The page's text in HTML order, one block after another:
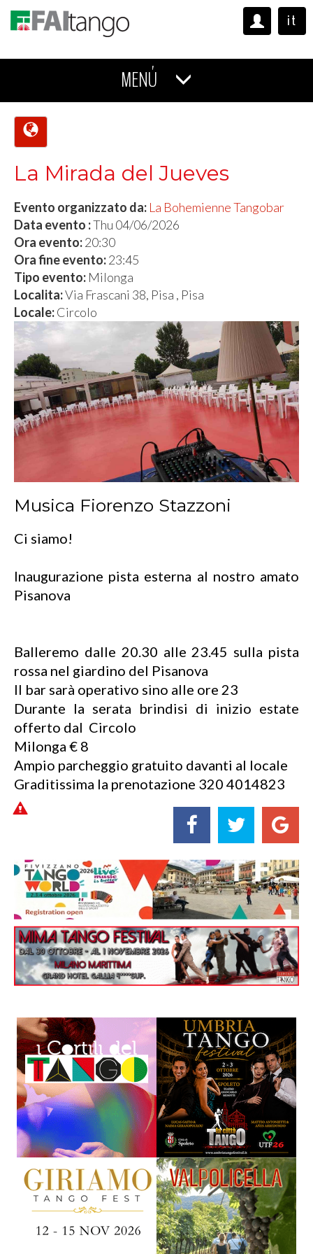
it
MENÚ
La Mirada del Jueves
Evento organizzato da: La Bohemienne Tangobar
Data evento :Thu 04/06/2026
Ora evento:20:30
Ora fine evento:23:45
Tipo evento: Milonga
Localita:Via Frascani 38, Pisa , Pisa
Locale:Circolo
Musica Fiorenzo Stazzoni
Ci siamo!
Inaugurazione pista esterna al nostro amato
Pisanova
Balleremo dalle 20.30 alle 23.45 sulla pista
rossa nel giardino del Pisanova
Il bar sarà operativo sino alle ore 23
Durante la serata brindisi di inizio estate
offerto dal Circolo
Milonga € 8
Ampio parcheggio gratuito davanti al locale
Graditissima la prenotazione 320 4014823